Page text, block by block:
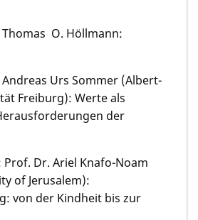
O. Höllmann:
Urs Sommer (Albert-
Freiburg): Werte als
der
Prof. Dr. Ariel Knafo-Noam
of Jerusalem):
von der Kindheit bis zur